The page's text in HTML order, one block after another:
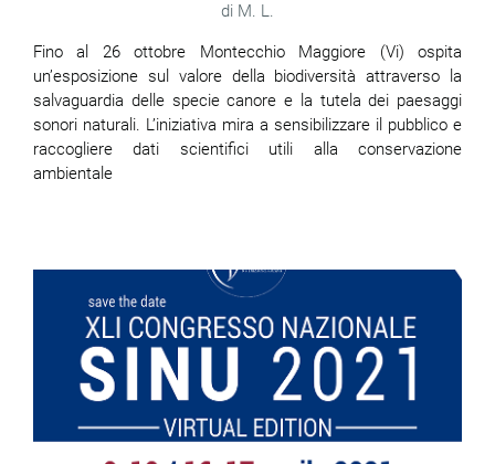
M. L.
Fino al 26 ottobre Montecchio Maggiore (Vi) ospita
un’esposizione sul valore della biodiversità attraverso la
salvaguardia delle specie canore e la tutela dei paesaggi
sonori naturali. L’iniziativa mira a sensibilizzare il pubblico e
raccogliere dati scientifici utili alla conservazione
ambientale